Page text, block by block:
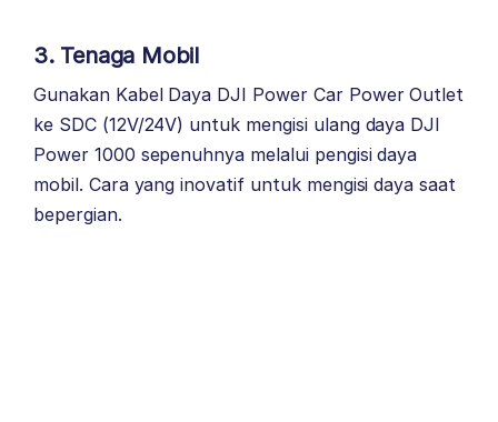
3. Tenaga Mobil
Gunakan Kabel Daya DJI Power Car Power Outlet
ke SDC (12V/24V) untuk mengisi ulang daya DJI
Power 1000 sepenuhnya melalui pengisi daya
mobil. Cara yang inovatif untuk mengisi daya saat
bepergian.